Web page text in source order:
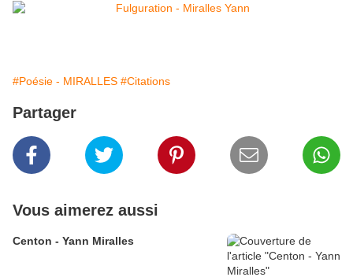
#Poésie - MIRALLES #Citations
Partager
Vous aimerez aussi
Centon - Yann Miralles